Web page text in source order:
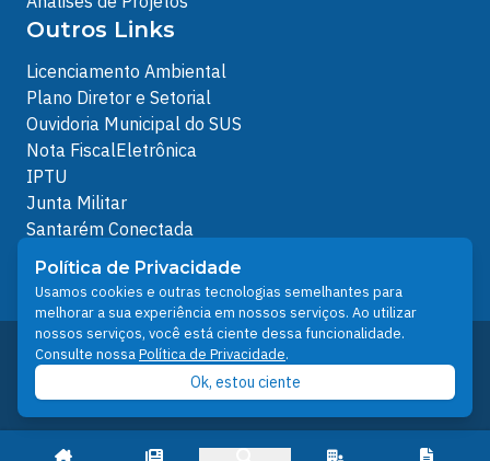
Outros Links
Licenciamento Ambiental
Plano Diretor e Setorial
Ouvidoria Municipal do SUS
Nota FiscalEletrônica
IPTU
Junta Militar
Santarém Conectada
Política de Privacidade
People illustrations by Storyset
Desenvolvido pelo Núcleo Técnico de Gestão de
Tecnologia da Informação - NTI
Prefeitura de Santarém © 2026
Política de Privacidade
Usamos cookies e outras tecnologias semelhantes para
melhorar a sua experiência em nossos serviços. Ao utilizar
nossos serviços, você está ciente dessa funcionalidade.
Consulte nossaPolítica de Privacidade.
Ok, estou ciente